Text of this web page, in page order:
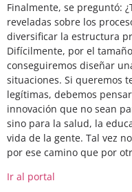
Finalmente, se preguntó:
reveladas sobre los
diversificar la estructura
Difícilmente, por el
conseguiremos diseñar
situaciones. Si queremos
legítimas, debemos
innovación que no sean
sino para la salud, la
vida de la gente. Tal vez
por ese camino que por
Ir al portal